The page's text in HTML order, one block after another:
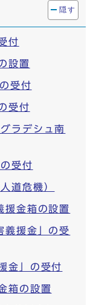
隠す
付
設置
受付
受付
ラデシュ南
受付
道危機）
援金箱の設置
義援金」の受
金」の受付
箱の設置